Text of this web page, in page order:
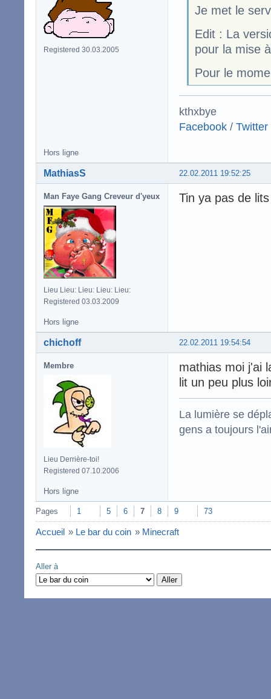
Registered 30.03.2005
Je met le
Edit : La
pour la mise
Pour le
kthxbye
Facebook / Twitter
Hors ligne
22.02.2011 19:52:25
MathiasS
Man Faye Gang Creveur d'yeux
Lieu Lieu: Lieu: Lieu: Lieu:
Registered 03.03.2009
Tin ya pas de
Hors ligne
22.02.2011 19:54:54
chichoff
Membre
Lieu Derrière-toi!
Registered 07.10.2006
mathias moi j'ai
lit un peu plus
La lumière se
gens a toujours
Hors ligne
Pages 1 5 6 7 8 9 73
Accueil » Le bar du coin » Minecraft
Aller à